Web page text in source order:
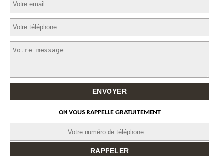
ON VOUS RAPPELLE GRATUITEMENT